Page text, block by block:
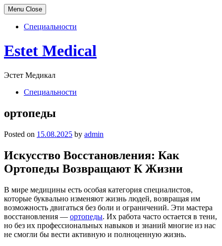
Menu Close
Специальности
Skip
to
Estet Medical
Эстет Медикал
Специальности
ортопеды
Posted on 15.08.2025 by admin
Искусство Восстановления: Как
Ортопеды Возвращают К Жизни
В мире медицины есть особая категория специалистов,
которые буквально изменяют жизнь людей, возвращая им
возможность двигаться без боли и ограничений. Эти мастера
восстановления — ортопеды. Их работа часто остается в тени,
но без их профессиональных навыков и знаний многие из нас
не смогли бы вести активную и полноценную жизнь.